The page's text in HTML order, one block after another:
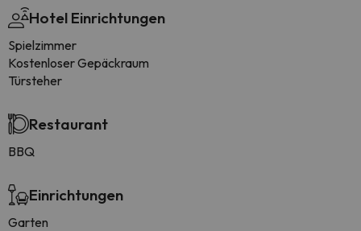
Hotel Einrichtungen
Spielzimmer
Kostenloser Gepäckraum
Türsteher
Restaurant
BBQ
Einrichtungen
Garten